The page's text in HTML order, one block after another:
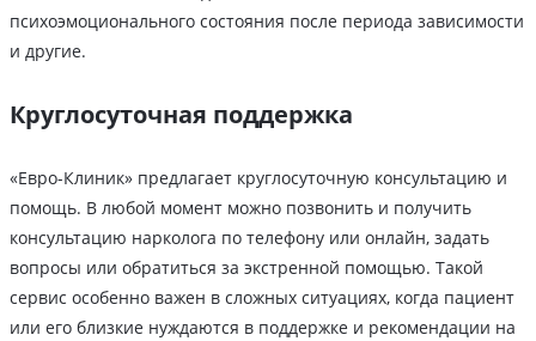
психоэмоционального состояния после периода зависимости
и другие.
Круглосуточная поддержка
«Евро-Клиник» предлагает круглосуточную консультацию и
помощь. В любой момент можно позвонить и получить
консультацию нарколога по телефону или онлайн, задать
вопросы или обратиться за экстренной помощью. Такой
сервис особенно важен в сложных ситуациях, когда пациент
или его близкие нуждаются в поддержке и рекомендации на